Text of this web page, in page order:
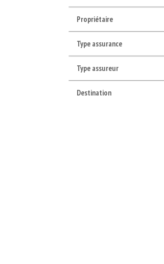
Propriétaire
Type assurance
Type assureur
Destination